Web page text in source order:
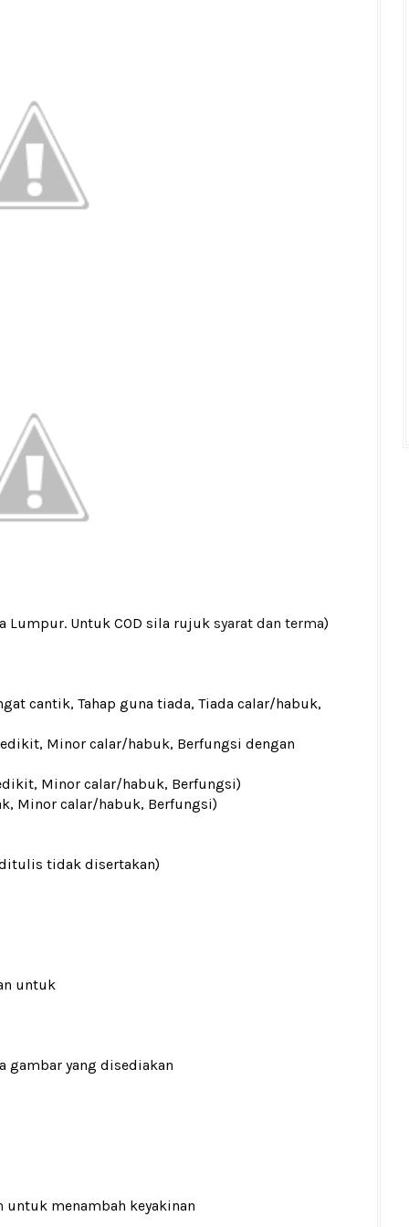
Lumpur. Untuk COD sila rujuk syarat dan terma)
cantik, Tahap guna tiada, Tiada calar/habuk,
Minor calar/habuk, Berfungsi dengan
Minor calar/habuk, Berfungsi)
Minor calar/habuk, Berfungsi)
tidak disertakan)
untuk
gambar yang disediakan
untuk menambah keyakinan